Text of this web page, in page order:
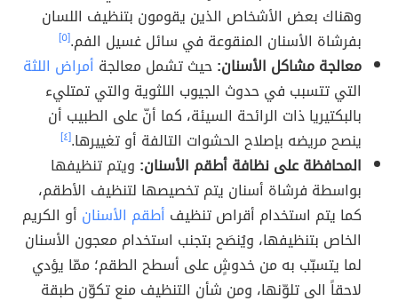
وهناك بعض الأشخاص الذين يقومون بتنظيف اللسان
بفرشاة الأسنان المنقوعة في سائل غسيل الفم.[٥]
معالجة مشاكل الأسنان:حيث تشمل معالجة أمراض اللثة
التي تتسبب في حدوث الجيوب اللثوية والتي تمتليء
بالبكتيريا ذات الرائحة السيئة، كما أنّ على الطبيب أن
ينصح مريضه بإصلاح الحشوات التالفة أو تغييرها.[٤]
المحافظة على نظافة أطقم الأسنان: ويتم تنظيفها
بواسطة فرشاة أسنان يتم تخصيصها لتنظيف الأطقم،
كما يتم استخدام أقراص تنظيف أطقم الأسنان أو الكريم
الخاص بتنظيفها، ويُنصَح بتجنب استخدام معجون الأسنان
لما يتسبّب به من خدوشٍ على أسطح الطقم؛ ممّا يؤدي
لاحقاً الى تلوّنها، ومن شأن التنظيف منع تكوّن طبقة